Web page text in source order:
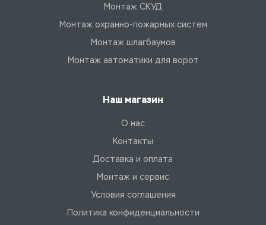
Монтаж СКУД
Монтаж охранно-пожарных систем
Монтаж шлагбаумов
Монтаж автоматики для ворот
Наш магазин
О нас
Контакты
Доставка и оплата
Монтаж и сервис
Условия соглашения
Политика конфиденциальности